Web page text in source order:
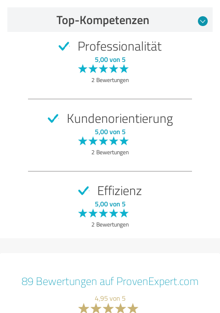
Top-Kompetenzen
Professionalität
5,00 von 5
2 Bewertungen
Kundenorientierung
5,00 von 5
2 Bewertungen
Effizienz
5,00 von 5
2 Bewertungen
89 Bewertungen auf ProvenExpert.com
4,95 von 5